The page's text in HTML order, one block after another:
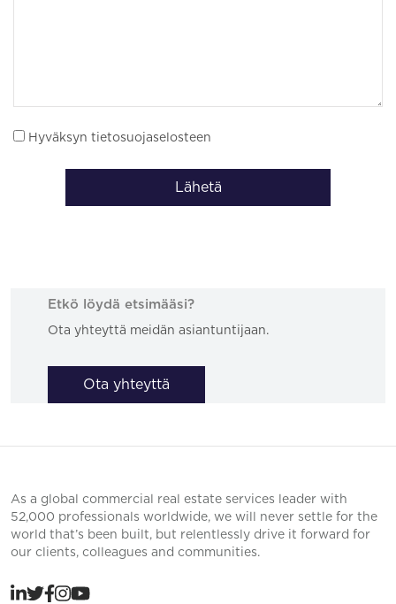
Hyväksyn tietosuojaselosteen
Lähetä
Etkö löydä etsimääsi?
Ota yhteyttä meidän asiantuntijaan.
Ota yhteyttä
As a global commercial real estate services leader with
52,000 professionals worldwide, we will never settle for the
world that’s been built, but relentlessly drive it forward for
our clients, colleagues and communities.